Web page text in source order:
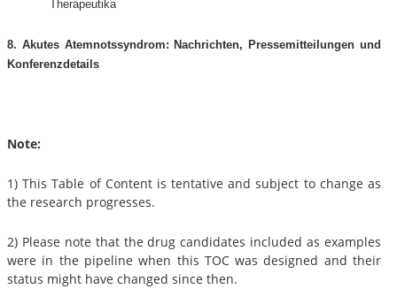
Therapeutika
8. Akutes Atemnotssyndrom: Nachrichten, Pressemitteilungen und
Konferenzdetails
Note:
1) This Table of Content is tentative and subject to change as
the research progresses.
2) Please note that the drug candidates included as examples
were in the pipeline when this TOC was designed and their
status might have changed since then.